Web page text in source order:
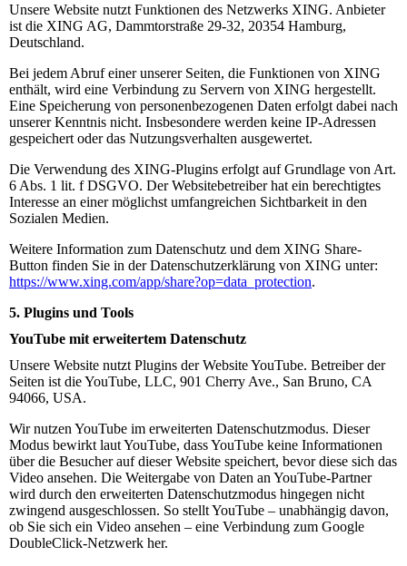
Unsere Website nutzt Funktionen des Netzwerks XING. Anbieter
ist die XING AG, Dammtorstraße 29-32, 20354 Hamburg,
Deutschland.
Bei jedem Abruf einer unserer Seiten, die Funktionen von XING
enthält, wird eine Verbindung zu Servern von XING hergestellt.
Eine Speicherung von personenbezogenen Daten erfolgt dabei nach
unserer Kenntnis nicht. Insbesondere werden keine IP-Adressen
gespeichert oder das Nutzungsverhalten ausgewertet.
Die Verwendung des XING-Plugins erfolgt auf Grundlage von Art.
6 Abs. 1 lit. f DSGVO. Der Websitebetreiber hat ein berechtigtes
Interesse an einer möglichst umfangreichen Sichtbarkeit in den
Sozialen Medien.
Weitere Information zum Datenschutz und dem XING Share-
Button finden Sie in der Datenschutzerklärung von XING unter:
https://www.xing.com/app/share?op=data_protection.
5. Plugins und Tools
YouTube mit erweitertem Datenschutz
Unsere Website nutzt Plugins der Website YouTube. Betreiber der
Seiten ist die YouTube, LLC, 901 Cherry Ave., San Bruno, CA
94066, USA.
Wir nutzen YouTube im erweiterten Datenschutzmodus. Dieser
Modus bewirkt laut YouTube, dass YouTube keine Informationen
über die Besucher auf dieser Website speichert, bevor diese sich das
Video ansehen. Die Weitergabe von Daten an YouTube-Partner
wird durch den erweiterten Datenschutzmodus hingegen nicht
zwingend ausgeschlossen. So stellt YouTube – unabhängig davon,
ob Sie sich ein Video ansehen – eine Verbindung zum Google
DoubleClick-Netzwerk her.